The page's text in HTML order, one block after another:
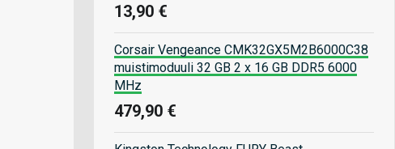
13,90 €
Corsair Vengeance CMK32GX5M2B6000C38
muistimoduuli 32 GB 2 x 16 GB DDR5 6000
MHz
479,90 €